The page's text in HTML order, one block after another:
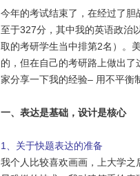
今年的考试结束了，在经过了
至于327分，其中我的英语政治
取的考研学生当中排第2名）。
的，但在自己的考研路上做出
家分享一下我的经验– 用不平衡
一、表达是基础，设计是核心
1、关于快题表达的准备
我个人比较喜欢画画，上大学